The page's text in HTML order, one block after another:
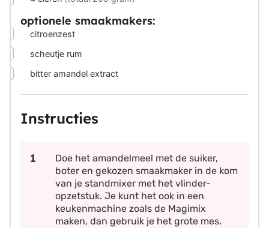
optionele smaakmakers:
citroenzest
scheutje rum
bitter amandel extract
Instructies
Doe het amandelmeel met de suiker,
boter en gekozen smaakmaker in de kom
van je standmixer met het vlinder-
opzetstuk. Je kunt het ook in een
keukenmachine zoals de Magimix
maken, dan gebruik je het grote mes.